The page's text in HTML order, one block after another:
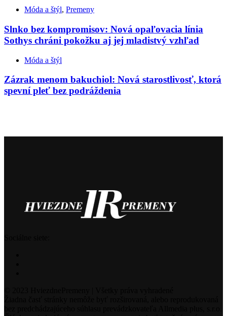
Móda a štýl, Premeny
Slnko bez kompromisov: Nová opaľovacia línia
Sothys chráni pokožku aj jej mladistvý vzhľad
Móda a štýl
Zázrak menom bakuchiol: Nová starostlivosť, ktorá
spevní pleť bez podráždenia